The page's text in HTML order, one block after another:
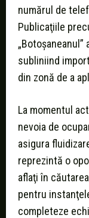
numărul de
Publicaţiile
subliniind
din zonă de a
La momentul
nevoia de
asigura
reprezintă o
aflaţi în
pentru
completeze